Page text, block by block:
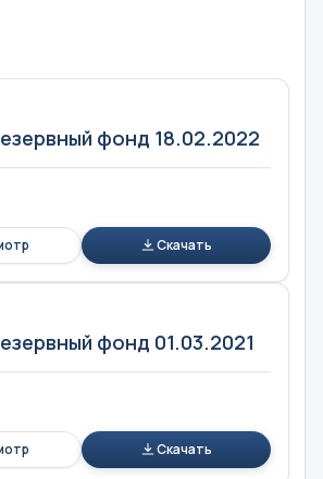
фонд 18.02.2022
Скачать
фонд 01.03.2021
Скачать